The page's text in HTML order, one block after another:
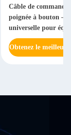
Câble de commande
poignée à bouton –
universelle pour
industriels et
Obtenez le meilleur